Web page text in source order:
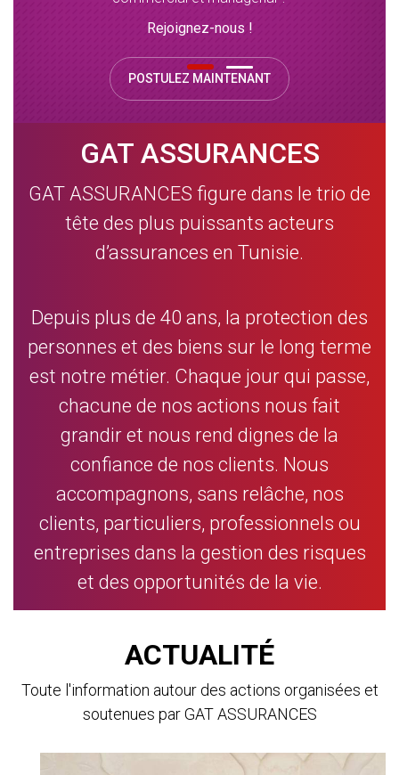
Rejoignez-nous !
POSTULEZ MAINTENANT
GAT ASSURANCES
GAT ASSURANCES figure dans le trio de
tête des plus puissants acteurs
d’assurances en Tunisie.
Depuis plus de 40 ans, la protection des
personnes et des biens sur le long terme
est notre métier. Chaque jour qui passe,
chacune de nos actions nous fait
grandir et nous rend dignes de la
confiance de nos clients. Nous
accompagnons, sans relâche, nos
clients, particuliers, professionnels ou
entreprises dans la gestion des risques
et des opportunités de la vie.
ACTUALITÉ
Toute l'information autour des actions organisées et
soutenues par GAT ASSURANCES